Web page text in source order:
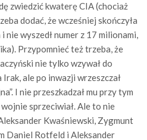
zwiedzić kwaterę CIA (chociaż
dodać, że wcześniej skończyła
nie wyszedł numer z 17 milionami,
Przypomnieć też trzeba, że
nie tylko wzywał do
ale po inwazji wrzeszczał
I nie przeszkadzał mu przy tym
sprzeciwiał. Ale to nie
Kwaśniewski, Zygmunt
Daniel Rotfeld i Aleksander